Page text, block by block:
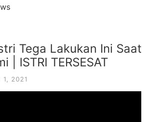
Tega Lakukan Ini Saat
| ISTRI TERSESAT
1, 2021